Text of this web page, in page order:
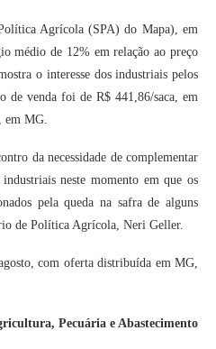
Agrícola (SPA) do Mapa), em
médio de 12% em relação ao preço
o interesse dos industriais pelos
de venda foi de R$ 441,86/saca, em
em MG.
da necessidade de complementar
neste momento em que os
pela queda na safra de alguns
de Política Agrícola, Neri Geller.
com oferta distribuída em MG,
Pecuária e Abastecimento